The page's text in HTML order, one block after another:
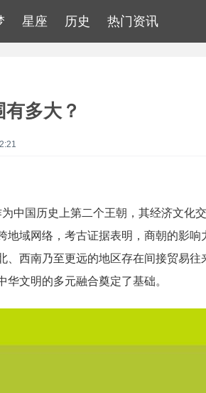
星座 历史 热门资讯
多大？
中国历史上第二个王朝，其经济文化
地域网络，考古证据表明，商朝的影
、西南乃至更远的地区存在间接贸易
文明的多元融合奠定了基础。